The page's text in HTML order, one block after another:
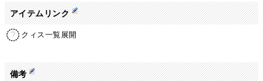
アイテムリンク
クィス一覧展開
備考